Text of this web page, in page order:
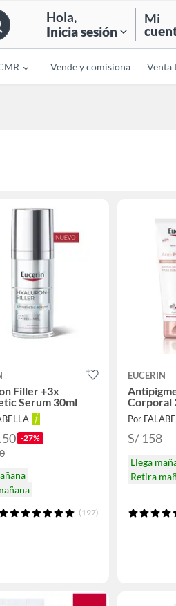
Hola,
Inicia sesión
Mi
Vende y comisiona Venta
Filler +3x
Serum 30ml
-27%
(197)
EUCERIN
Corporal
Por
S/ 158
Llega
Retira